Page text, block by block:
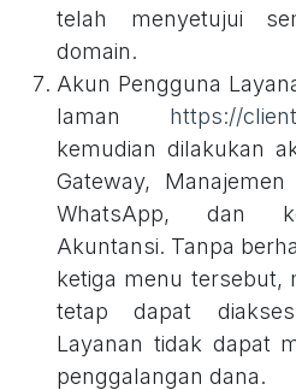
telah menyetujui
domain.
Akun Pengguna
laman https://
kemudian dilakukan
Gateway,
WhatsApp, dan
Akuntansi. Tanpa
ketiga menu tersebut,
tetap dapat
Layanan tidak dapat
penggalangan dana.